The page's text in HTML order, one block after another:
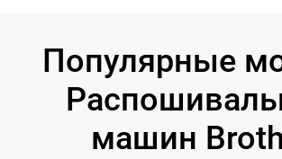
Популярные
машин